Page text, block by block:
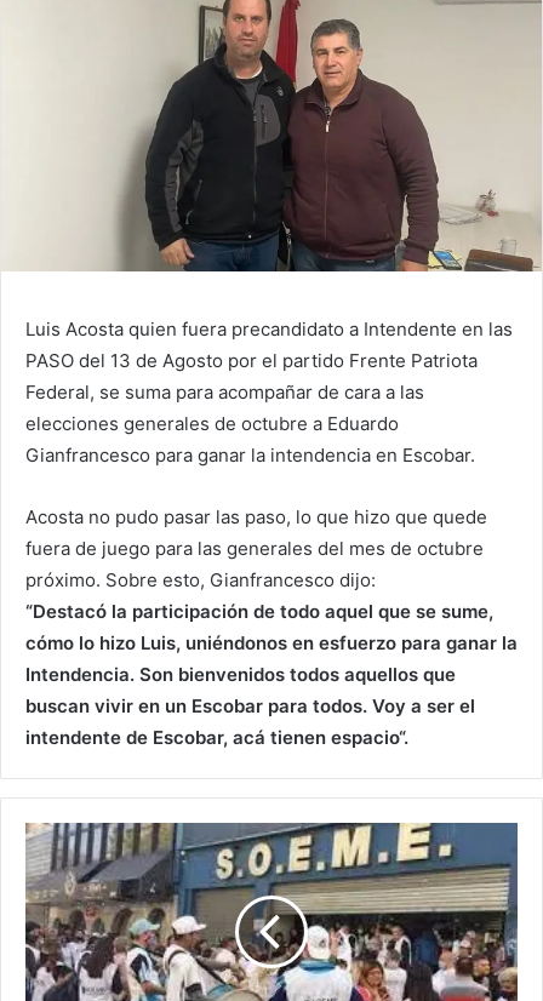
Luis Acosta quien fuera precandidato a Intendente en las
PASO del 13 de Agosto por el partido Frente Patriota
Federal, se suma para acompañar de cara a las
elecciones generales de octubre a Eduardo
Gianfrancesco para ganar la intendencia en Escobar.
Acosta no pudo pasar las paso, lo que hizo que quede
fuera de juego para las generales del mes de octubre
próximo. Sobre esto, Gianfrancesco dijo:
“Destacó la participación de todo aquel que se sume,
cómo lo hizo Luis, uniéndonos en esfuerzo para ganar la
Intendencia. Son bienvenidos todos aquellos que
buscan vivir en un Escobar para todos. Voy a ser el
intendente de Escobar, acá tienen espacio“.